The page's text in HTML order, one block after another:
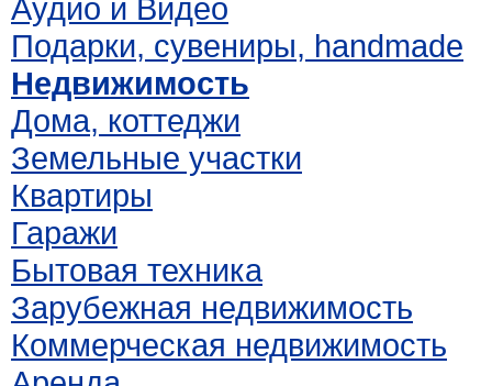
Аудио и Видео
Подарки, сувениры, handmade
Недвижимость
Дома, коттеджи
Земельные участки
Квартиры
Гаражи
Бытовая техника
Зарубежная недвижимость
Коммерческая недвижимость